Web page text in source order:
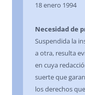
18 enero 1994
Necesidad de
Suspendida la
a otra, resulta
en cuya
suerte que
los derechos